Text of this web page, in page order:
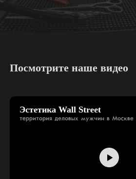
Посмотрите наше видео
Эстетика Wall Street
территория деловых мужчин в Москве